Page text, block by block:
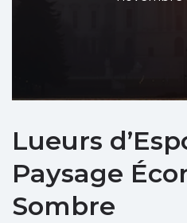
Lueurs
Paysage
Sombre